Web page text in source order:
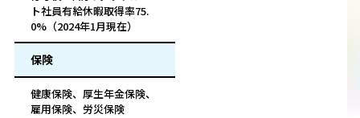
ト社員有給休暇取得率75.
0%（2024年1月現在）
保険
健康保険、厚生年金保険、
雇用保険、労災保険